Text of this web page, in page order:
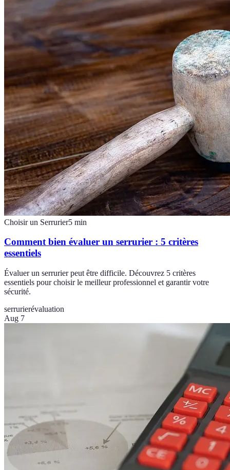
Choisir un Serrurier5 min
Comment bien évaluer un serrurier : 5 critères
essentiels
Évaluer un serrurier peut être difficile. Découvrez 5 critères
essentiels pour choisir le meilleur professionnel et garantir votre
sécurité.
serrurierévaluation
Aug 7